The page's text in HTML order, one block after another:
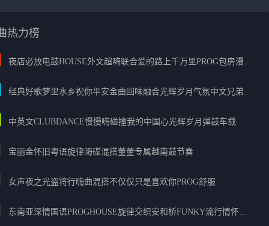
热力榜
夜店必放电鼓HOUSE外文超嗨联合爱的路上千万里PROG包房漫步上头
经典好歌梦里水乡祝你平安金曲回味融合光辉岁月气氛中文兄弟串烧
中英文CLUBDANCE慢慢嗨碰撞我的中国心光辉岁月弹鼓车载
宝丽金怀旧粤语旋律嗨碟混搭董董专属越南鼓节奏
女声夜之光盗将行嗨曲混搭不仅仅只是喜欢你PROG舒服
东南亚深情国语PROGHOUSE旋律交织安和桥FUNKY流行情怀串烧